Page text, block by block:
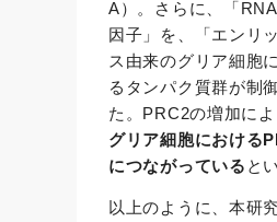
A）。さらに、「
因子」を、「エンリ
ス由来のグリア細胞
るタンパク質群が制
た。PRC2の増加に
グリア細胞における
につながっている と
以上のように、本研